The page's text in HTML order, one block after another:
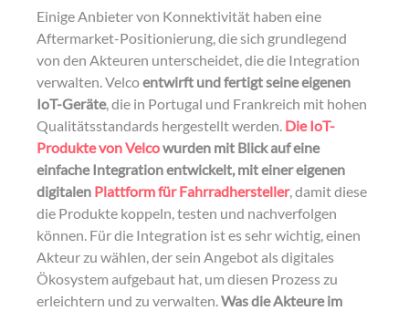
Einige Anbieter von Konnektivität haben eine
Aftermarket-Positionierung, die sich grundlegend
von den Akteuren unterscheidet, die die Integration
verwalten. Velcoentwirft und fertigt seine eigenen
IoT-Geräte, die in Portugal und Frankreich mit hohen
Qualitätsstandards hergestellt werden. Die IoT-
Produkte von Velcowurden mit Blick auf eine
einfache Integration entwickelt, mit einer eigenen
digitalen Plattform für Fahrradhersteller, damit diese
die Produkte koppeln, testen und nachverfolgen
können. Für die Integration ist es sehr wichtig, einen
Akteur zu wählen, der sein Angebot als digitales
Ökosystem aufgebaut hat, um diesen Prozess zu
erleichtern und zu verwalten.Was die Akteure im